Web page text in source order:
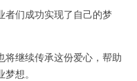
们成功实现了自己的梦
继续传承这份爱心，帮助
想。